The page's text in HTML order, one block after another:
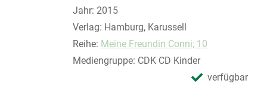
Jahr: 2015
Verlag: Hamburg, Karussell
Reihe: Meine Freundin Conni; 10
Mediengruppe: CDK CD Kinder
verfügbar